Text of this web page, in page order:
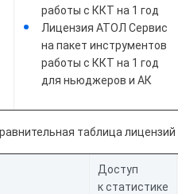
работы с ККТ на 1 год
Лицензия АТОЛ Сервис
на пакет инструментов
работы с ККТ на 1 год
для ньюджеров и АК
таблица
Доступ
к статистике